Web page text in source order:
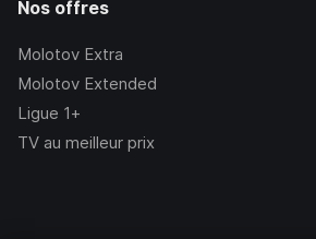
Nos offres
Molotov Extra
Molotov Extended
Ligue 1+
TV au meilleur prix